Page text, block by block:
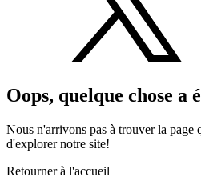
Oops, quelque chose a
Nous n'arrivons pas à trouver la page
d'explorer notre site!
Retourner à l'accueil